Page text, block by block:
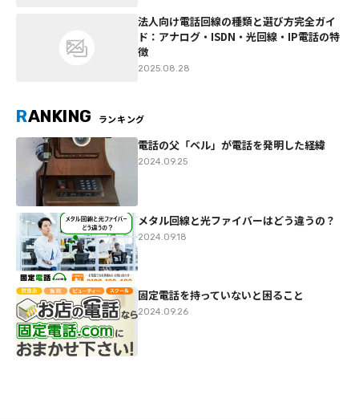
法人向け電話回線の種類と選び方完全ガイ
ド：アナログ・ISDN・光回線・IP電話の特
徴
2025.08.28
RANKING ランキング
電話の父「ベル」が電話を発明した経緯
2024.09.25
メタル回線と光ファイバーはどう違うの？
2024.09.18
固定電話を持っていないと困ること
2024.09.26